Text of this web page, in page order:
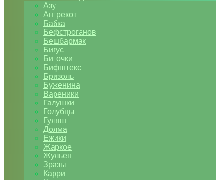
Азу
Антрекот
Бабка
Бефстроганов
Бешбармак
Бигус
Биточки
Бифштекс
Бризоль
Буженина
Вареники
Галушки
Голубцы
Гуляш
Долма
Ежики
Жаркое
Жульен
Зразы
Карри